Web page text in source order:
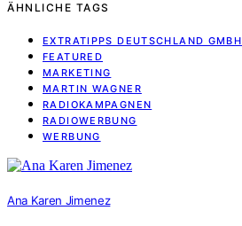
ÄHNLICHE TAGS
EXTRATIPPS DEUTSCHLAND GMBH
FEATURED
MARKETING
MARTIN WAGNER
RADIOKAMPAGNEN
RADIOWERBUNG
WERBUNG
Ana Karen Jimenez